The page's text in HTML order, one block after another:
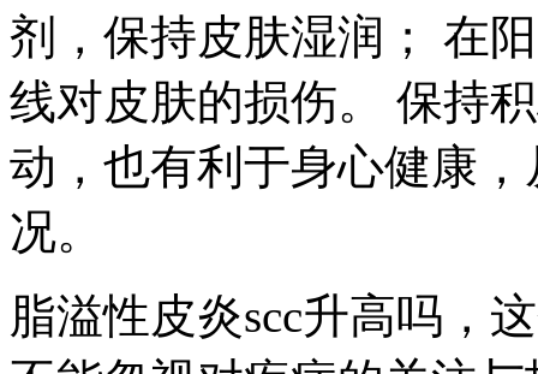
剂，保持皮肤湿润； 在
线对皮肤的损伤。 保持
动，也有利于身心健康
况。
脂溢性皮炎scc升高吗，